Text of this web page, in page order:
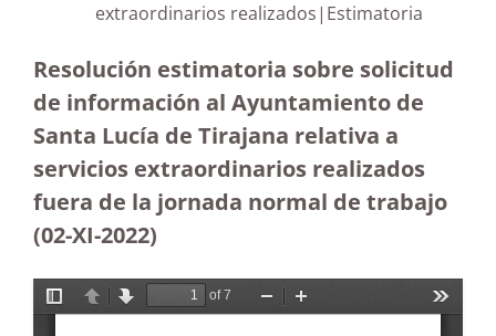
extraordinarios realizados|Estimatoria
Resolución estimatoria sobre solicitud
de información al Ayuntamiento de
Santa Lucía de Tirajana relativa a
servicios extraordinarios realizados
fuera de la jornada normal de trabajo
(02-XI-2022)